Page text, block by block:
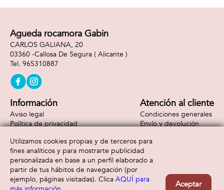
sonidos, mamá
Agueda rocamora Gabin
CARLOS GALIANA, 20
03360 -Callosa De Segura ( Alicante )
965310887
Información
Aviso legal
Política de privacidad
Atención al cliente
Condiciones generales
Envío y devolución
Formas de pago
Utilizamos cookies propias y de terceros para
fines analíticos y para mostrarte publicidad
personalizada en base a un perfil elaborado a
partir de tus hábitos de navegación (por
ejemplo, páginas visitadas). Clica AQUÍ para
Aceptar